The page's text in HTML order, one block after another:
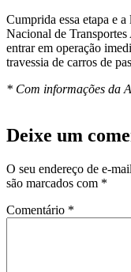
Cumprida essa etapa e
Nacional de
entrar em operação
travessia de carros de
* Com informações da
Deixe um
O seu endereço de e-
são marcados com *
Comentário *